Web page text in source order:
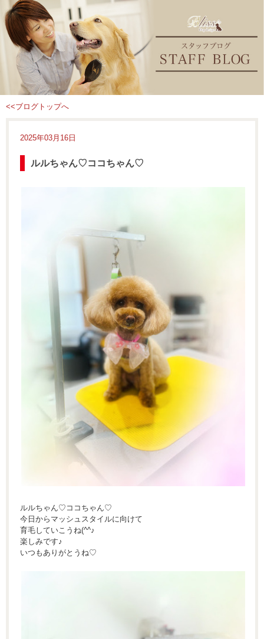
<<ブログトップへ
2025年03月16日
ルルちゃん♡ココちゃん♡
ルルちゃん♡ココちゃん♡
今日からマッシュスタイルに向けて
育毛していこうね(^^♪
楽しみです♪
いつもありがとうね♡